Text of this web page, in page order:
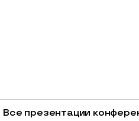
Все презентации